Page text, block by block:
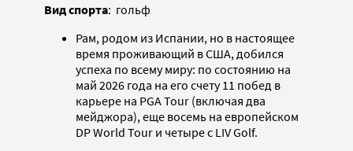
Вид спорта: гольф
Рам, родом из Испании, но в настоящее
время проживающий в США, добился
успеха по всему миру: по состоянию на
май 2026 года на его счету 11 побед в
карьере на PGA Tour (включая два
мейджора), еще восемь на европейском
DP World Tour и четыре с LIV Golf.